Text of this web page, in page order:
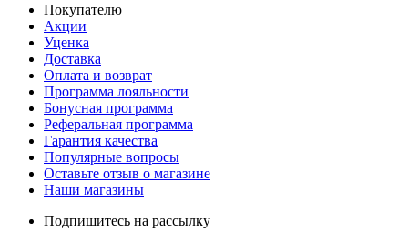
Покупателю
Акции
Уценка
Доставка
Оплата и возврат
Программа лояльности
Бонусная программа
Реферальная программа
Гарантия качества
Популярные вопросы
Оставьте отзыв о магазине
Наши магазины
Подпишитесь на рассылку